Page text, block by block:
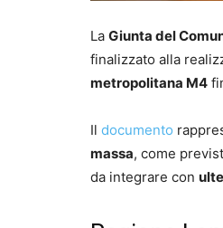
La Giunta del
finalizzato alla
metropolitana M4
Il documento
massa, come
da integrare con